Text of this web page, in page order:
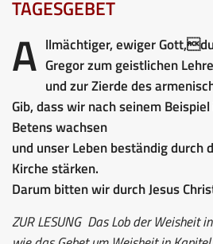
TAGESGEBET
A llmächtiger, ewiger
Gregor zum geistlichen
und zur Zierde des
Gib, dass wir nach seinem
Betens wachsen
und unser Leben beständig durch
Kirche stärken.
Darum bitten wir durch Jesus
ZUR LESUNGDas Lob der Weisheit